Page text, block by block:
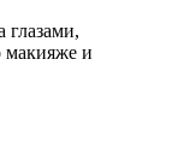
глазами,
макияже и